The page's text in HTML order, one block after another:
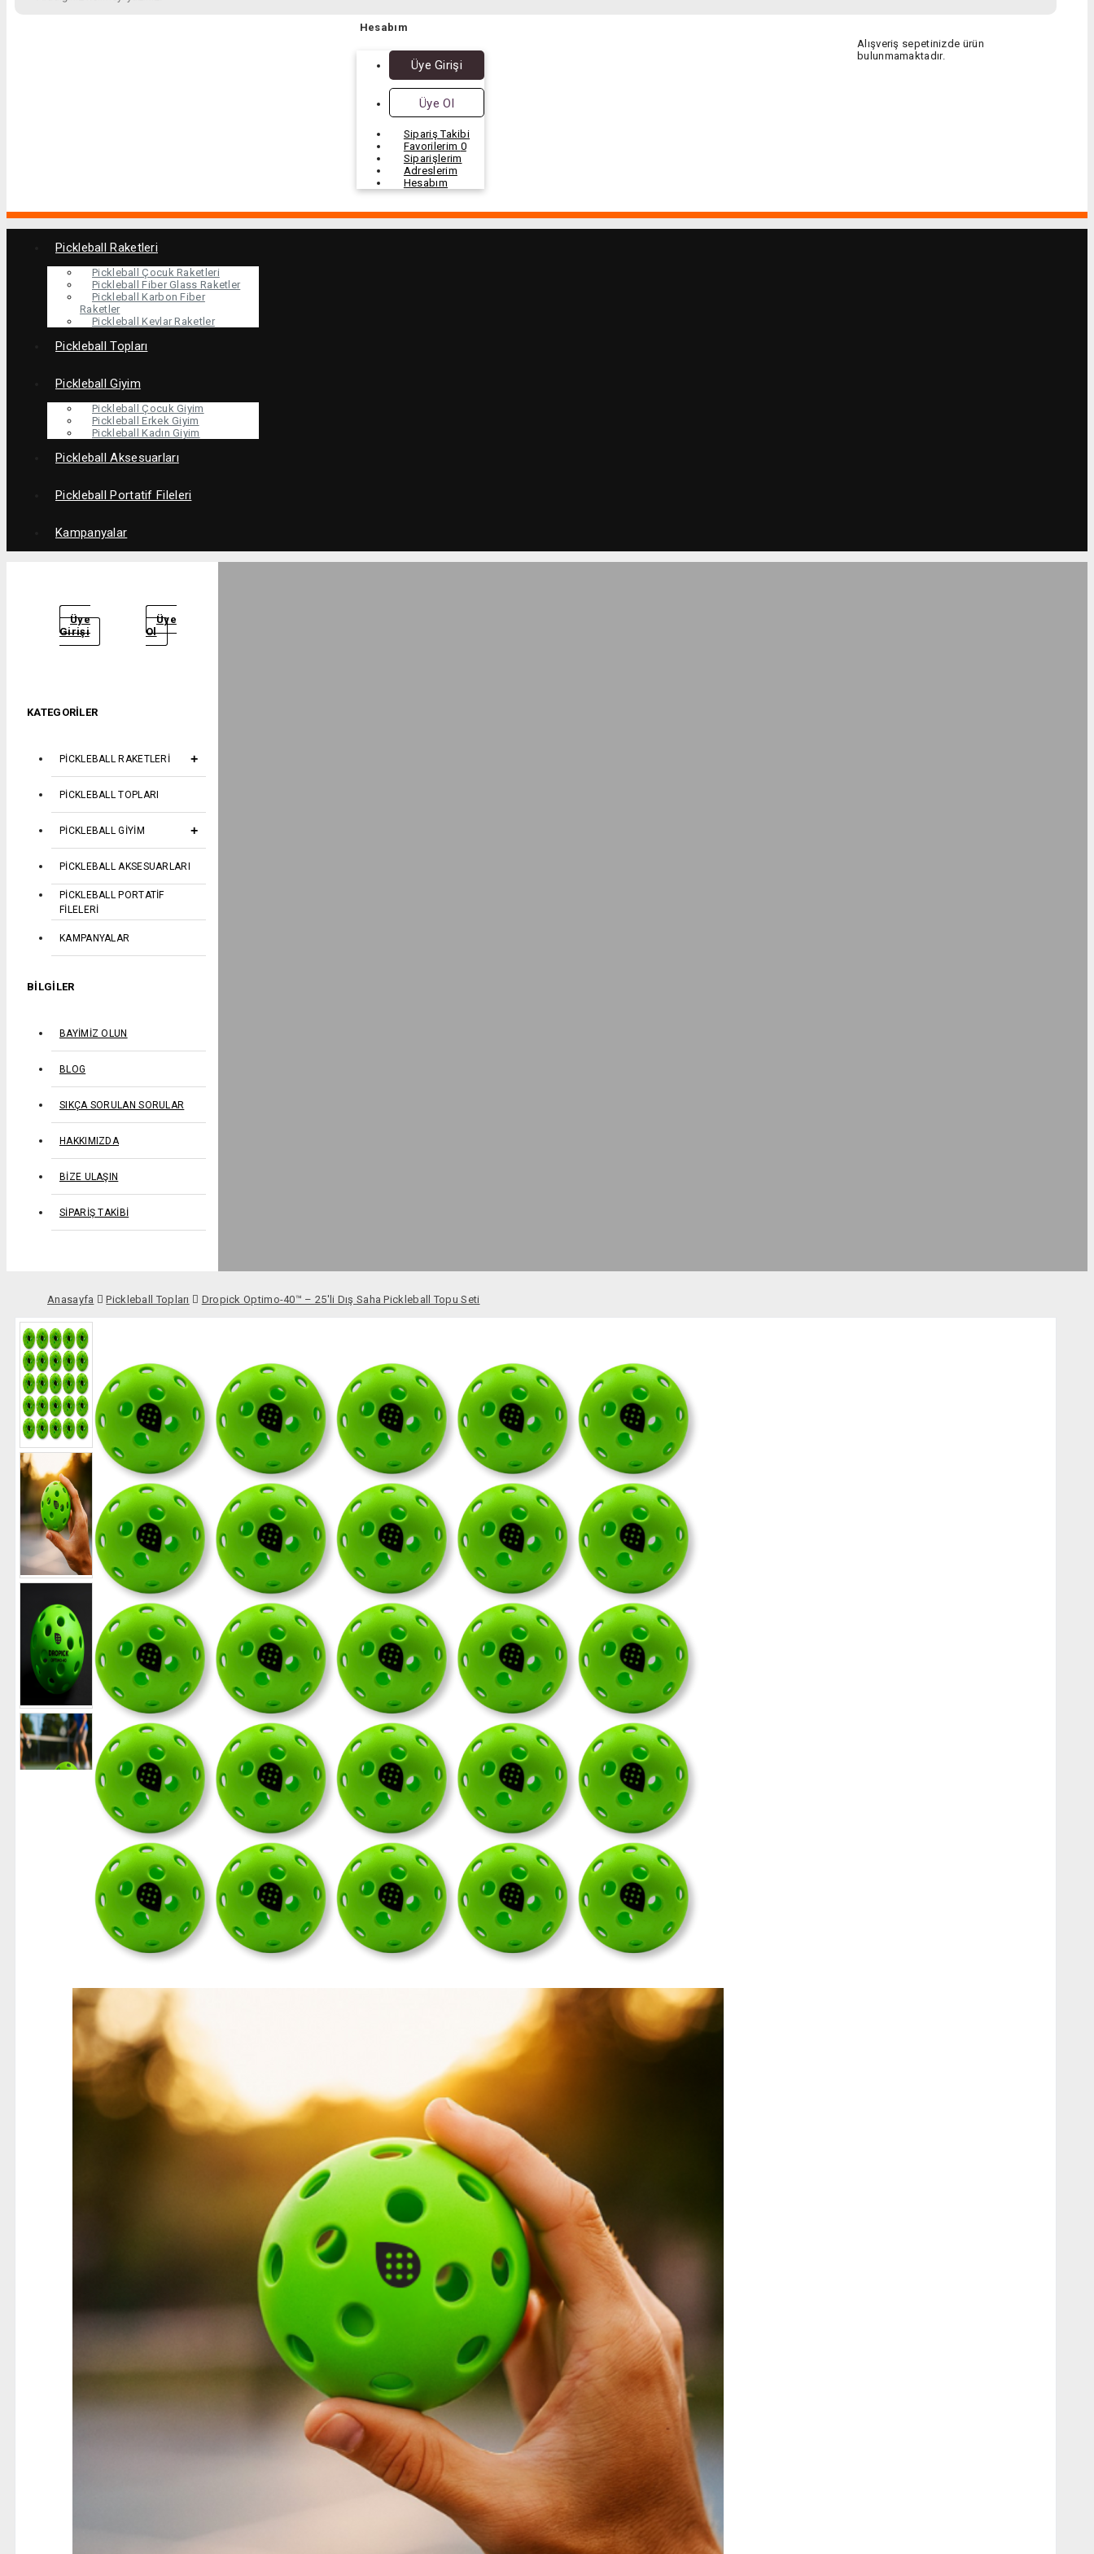
Alışveriş sepetinizde ürün
bulunmamaktadır.
Hesabım
Üye Girişi
Üye Ol
Sipariş Takibi
Favorilerim 0
Siparişlerim
Adreslerim
Hesabım
Pickleball Raketleri
Pickleball Çocuk Raketleri
Pickleball Fiber Glass Raketler
Pickleball Karbon Fiber
Raketler
Pickleball Kevlar Raketler
Pickleball Topları
Pickleball Giyim
Pickleball Çocuk Giyim
Pickleball Erkek Giyim
Pickleball Kadın Giyim
Pickleball Aksesuarları
Pickleball Portatif Fileleri
Kampanyalar
Üye
Girişi
Üye
Ol
KATEGORILER
PICKLEBALL RAKETLERI
PICKLEBALL TOPLARI
PICKLEBALL GIYIM
PICKLEBALL AKSESUARLARI
PICKLEBALL PORTATIF
FILELERI
KAMPANYALAR
BILGILER
BAYIMIZ OLUN
BLOG
SIKÇA SORULAN SORULAR
HAKKIMIZDA
BIZE ULAŞIN
SIPARIŞ TAKIBI
Anasayfa Pickleball Topları Dropick Optimo-40™ – 25'li Dış Saha Pickleball Topu Seti